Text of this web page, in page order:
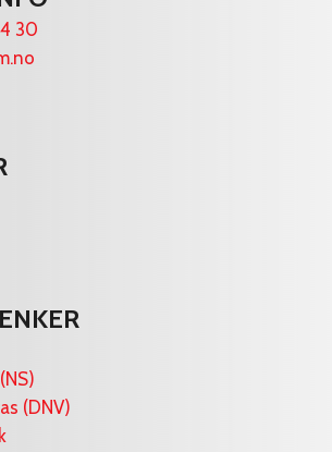
30
YouTube
(DNV)